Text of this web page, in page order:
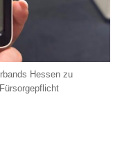
Hessen zu